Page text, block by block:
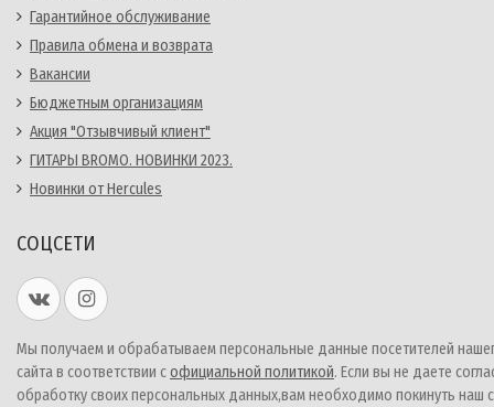
Гарантийное обслуживание
Правила обмена и возврата
Вакансии
Бюджетным организациям
Акция "Отзывчивый клиент"
ГИТАРЫ BROMO. НОВИНКИ 2023.
Новинки от Hercules
СОЦСЕТИ
Мы получаем и обрабатываем персональные данные посетителей
сайта в соответствии софициальной политикой. Если вы не даете
обработку своих персональных данных,вам необходимо покинуть наш